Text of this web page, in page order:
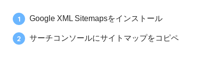
Google XML Sitemapsをインストール
サーチコンソールにサイトマップをコピペ